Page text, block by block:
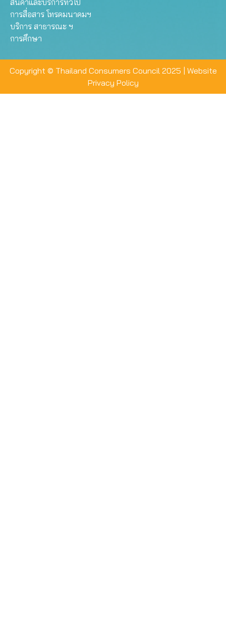
การสื่อสาร โทรคมนาคมฯ
บริการ สาธารณะ ฯ
การศึกษา
Copyright © Thailand Consumers Council 2025 | Website
Privacy Policy